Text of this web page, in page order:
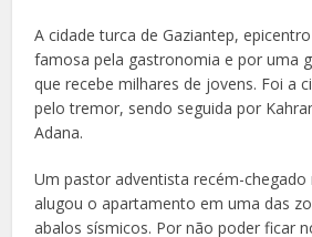
A cidade turca de Gaziantep,
famosa pela gastronomia e por uma
que recebe milhares de jovens. Foi a
pelo tremor, sendo seguida por
Adana.
Um pastor adventista recém-chegado
alugou o apartamento em uma das
abalos sísmicos. Por não poder ficar